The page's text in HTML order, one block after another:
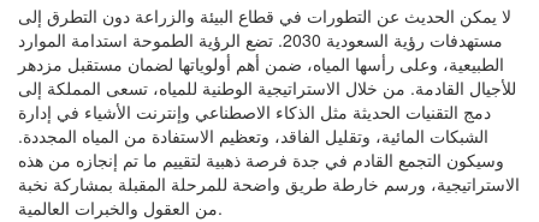
لا يمكن الحديث عن التطورات في قطاع البيئة والزراعة دون التطرق إلى
مستهدفات رؤية السعودية 2030. تضع الرؤية الطموحة استدامة الموارد
الطبيعية، وعلى رأسها المياه، ضمن أهم أولوياتها لضمان مستقبل مزدهر
للأجيال القادمة. من خلال الاستراتيجية الوطنية للمياه، تسعى المملكة إلى
دمج التقنيات الحديثة مثل الذكاء الاصطناعي وإنترنت الأشياء في إدارة
الشبكات المائية، وتقليل الفاقد، وتعظيم الاستفادة من المياه المجددة.
وسيكون التجمع القادم في جدة فرصة ذهبية لتقييم ما تم إنجازه من هذه
الاستراتيجية، ورسم خارطة طريق واضحة للمرحلة المقبلة بمشاركة نخبة
من العقول والخبرات العالمية.